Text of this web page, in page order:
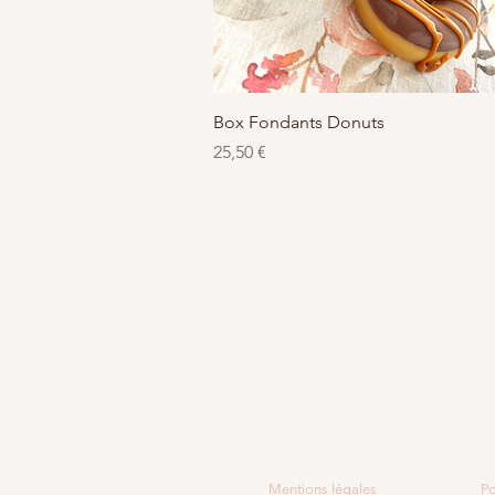
Aperçu rapide
Box Fondants Donuts
Prix
25,50 €
Mentions légales